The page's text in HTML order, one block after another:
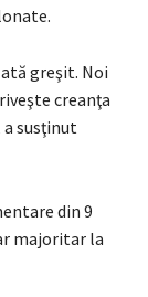
greşit. Noi
creanţa
susţinut
din 9
majoritar la